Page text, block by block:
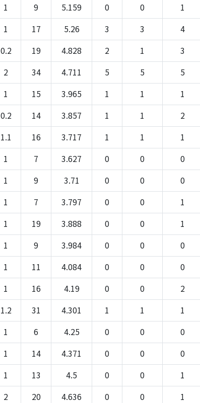
1 9 5.159 0 0 1
1 17 5.26 3 3 4
0.2 19 4.828 2 1 3
2 34 4.711 5 5 5
1 15 3.965 1 1 1
0.2 14 3.857 1 1 2
1.1 16 3.717 1 1 1
1 7 3.627 0 0 0
1 9 3.71 0 0 0
1 7 3.797 0 0 1
1 19 3.888 0 0 1
1 9 3.984 0 0 0
1 11 4.084 0 0 0
1 16 4.19 0 0 2
1.2 31 4.301 1 1 1
1 6 4.25 0 0 0
1 14 4.371 0 0 0
1 13 4.5 0 0 1
2 20 4.636 0 0 1